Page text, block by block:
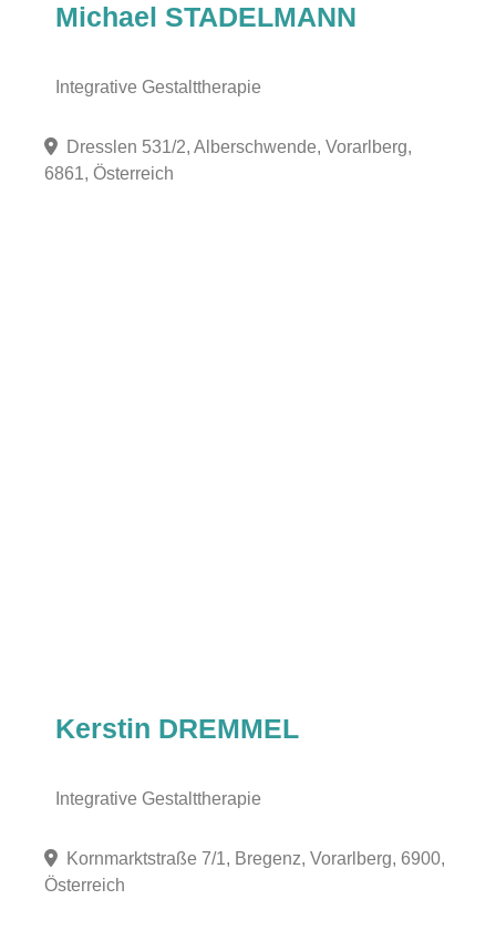
Michael STADELMANN
Integrative Gestalttherapie
Dresslen 531/2, Alberschwende, Vorarlberg,
6861, Österreich
Kerstin DREMMEL
Integrative Gestalttherapie
Kornmarktstraße 7/1, Bregenz, Vorarlberg, 6900,
Österreich